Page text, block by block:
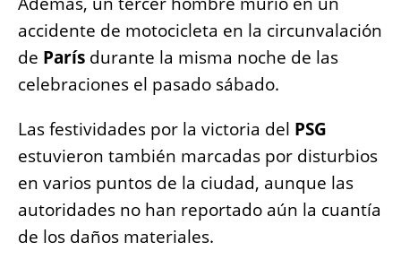
accidente de motocicleta en la circunvalación
de París durante la misma noche de las
celebraciones el pasado sábado.
Las festividades por la victoria del PSG
estuvieron también marcadas por disturbios
en varios puntos de la ciudad, aunque las
autoridades no han reportado aún la cuantía
de los daños materiales.